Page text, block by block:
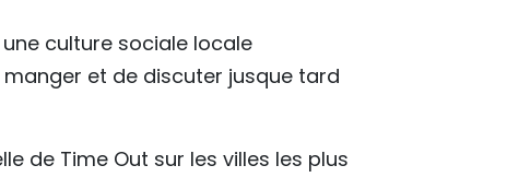
culture sociale locale
et de discuter jusque tard
de Time Out sur les villes les plus